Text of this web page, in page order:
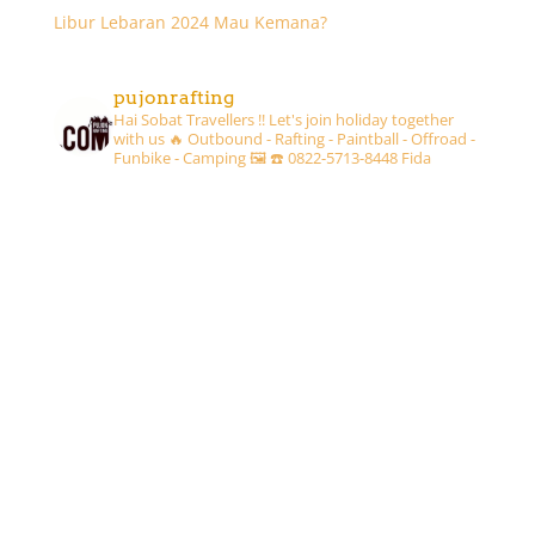
Libur Lebaran 2024 Mau Kemana?
pujonrafting
Hai Sobat Travellers !! Let's join holiday together
with us 🔥 Outbound - Rafting - Paintball - Offroad -
Funbike - Camping 🖼☎️ 0822-5713-8448 Fida